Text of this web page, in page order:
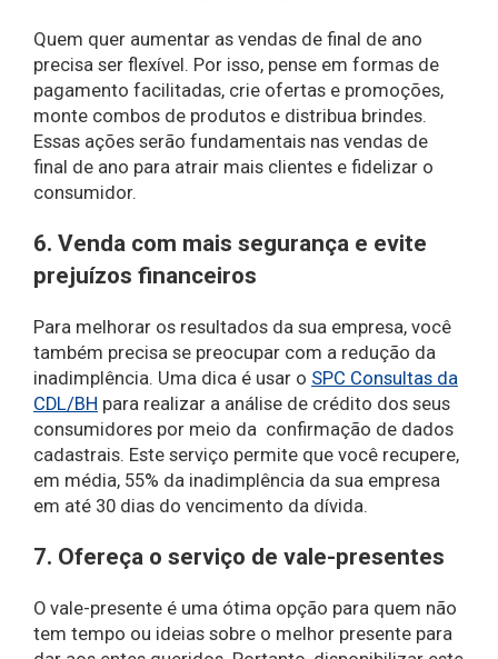
Quem quer aumentar as vendas de final de ano
precisa ser flexível. Por isso, pense em formas de
pagamento facilitadas, crie ofertas e promoções,
monte combos de produtos e distribua brindes.
Essas ações serão fundamentais nas vendas de
final de ano para atrair mais clientes e fidelizar o
consumidor.
6. Venda com mais segurança e evite
prejuízos financeiros
Para melhorar os resultados da sua empresa, você
também precisa se preocupar com a redução da
inadimplência. Uma dica é usar o SPC Consultas da
CDL/BH para realizar a análise de crédito dos seus
consumidores por meio da confirmação de dados
cadastrais. Este serviço permite que você recupere,
em média, 55% da inadimplência da sua empresa
em até 30 dias do vencimento da dívida.
7. Ofereça o serviço de vale-presentes
O vale-presente é uma ótima opção para quem não
tem tempo ou ideias sobre o melhor presente para